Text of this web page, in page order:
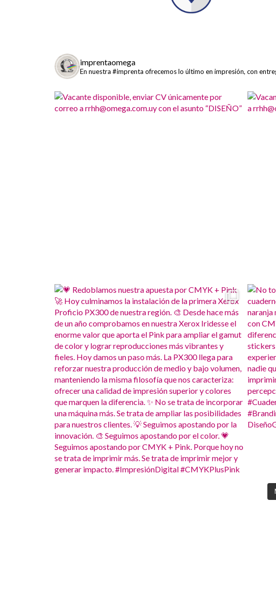
imprentaomega
En nuestra #imprenta ofrecemos lo último en impresión, con